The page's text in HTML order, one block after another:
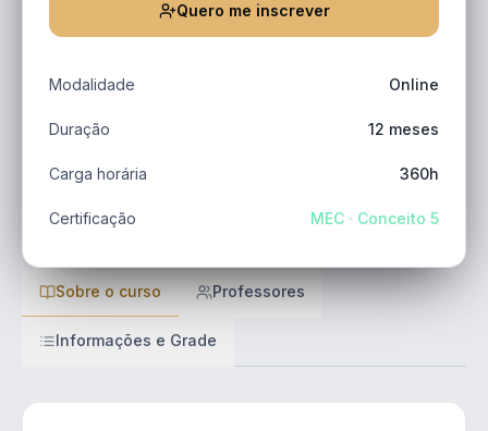
Sobre o curso Professores
Informações e Grade
Quero me inscrever
Modalidade Online
Duração 12 meses
Carga horária 360h
Certificação MEC · Conceito 5